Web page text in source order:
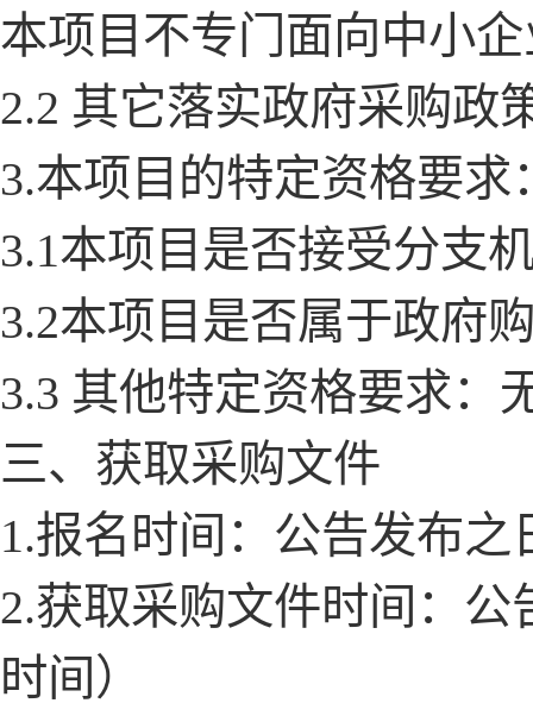
本项目不专门面向中小
2.2 其它落实政府采购政
3.本项目的特定资格要求
3.1本项目是否接受分支
3.2本项目是否属于政府
3.3 其他特定资格要求：
三、获取采购文件
1.报名时间：公告发布之
2.获取采购文件时间：公
时间）